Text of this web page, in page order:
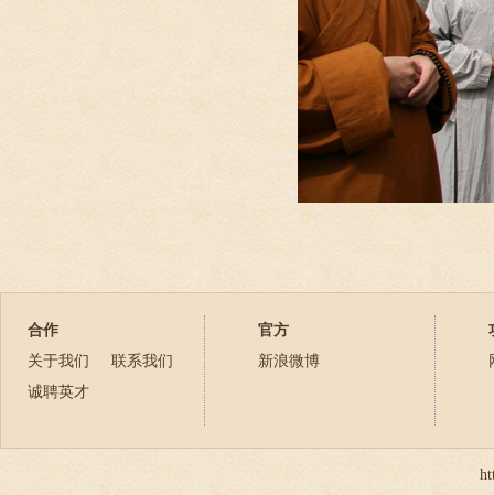
合作
关于我们
联系我们
诚聘英才
官方
新浪微博